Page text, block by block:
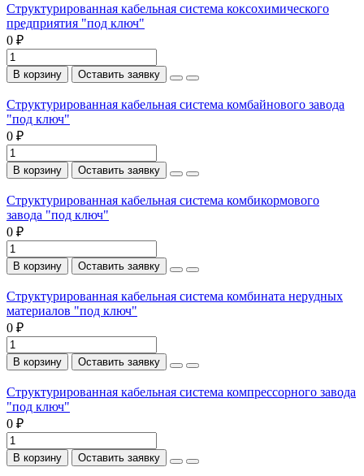
Структурированная кабельная система коксохимического
предприятия "под ключ"
0 ₽
В корзину Оставить заявку
Структурированная кабельная система комбайнового завода
"под ключ"
0 ₽
В корзину Оставить заявку
Структурированная кабельная система комбикормового
завода "под ключ"
0 ₽
В корзину Оставить заявку
Структурированная кабельная система комбината нерудных
материалов "под ключ"
0 ₽
В корзину Оставить заявку
Структурированная кабельная система компрессорного завода
"под ключ"
0 ₽
В корзину Оставить заявку